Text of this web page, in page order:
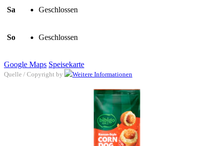
Sa Geschlossen
So Geschlossen
Google Maps Speisekarte
Quelle / Copyright by